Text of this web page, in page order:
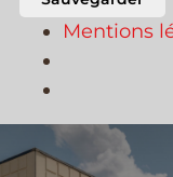
Mentions